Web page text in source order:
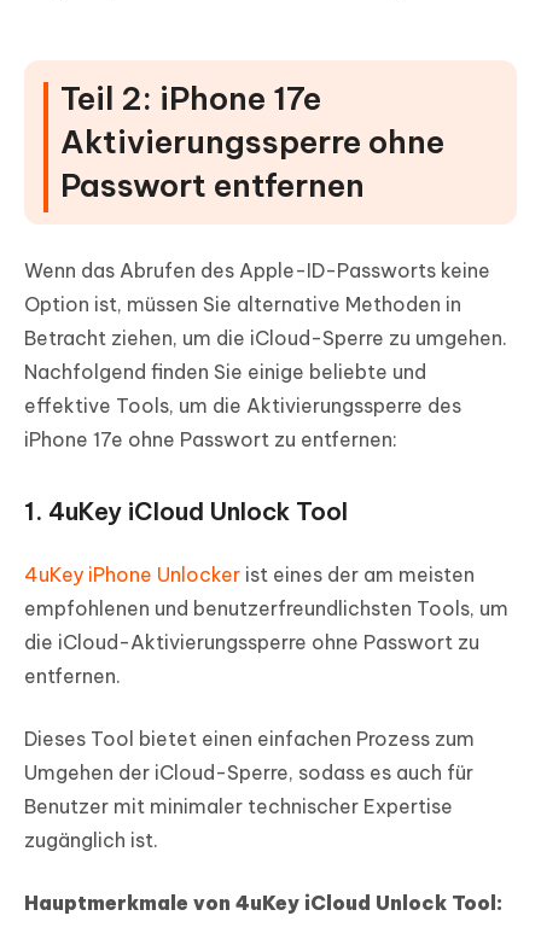
Teil 2: iPhone 17e
Aktivierungssperre ohne
Passwort entfernen
Wenn das Abrufen des Apple-ID-Passworts keine
Option ist, müssen Sie alternative Methoden in
Betracht ziehen, um die iCloud-Sperre zu umgehen.
Nachfolgend finden Sie einige beliebte und
effektive Tools, um die Aktivierungssperre des
iPhone 17e ohne Passwort zu entfernen:
1. 4uKey iCloud Unlock Tool
4uKey iPhone Unlocker ist eines der am meisten
empfohlenen und benutzerfreundlichsten Tools, um
die iCloud-Aktivierungssperre ohne Passwort zu
entfernen.
Dieses Tool bietet einen einfachen Prozess zum
Umgehen der iCloud-Sperre, sodass es auch für
Benutzer mit minimaler technischer Expertise
zugänglich ist.
Hauptmerkmale von 4uKey iCloud Unlock Tool: